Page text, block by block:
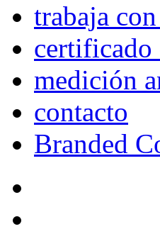
trabaja
certificado
medición
contacto
Branded